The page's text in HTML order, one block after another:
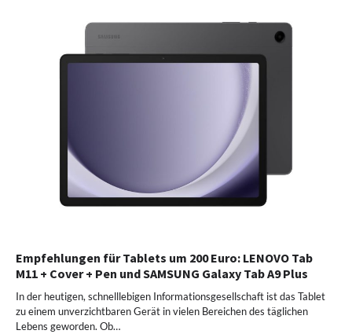
Empfehlungen für Tablets um 200 Euro: LENOVO Tab
M11 + Cover + Pen und SAMSUNG Galaxy Tab A9 Plus
In der heutigen, schnelllebigen Informationsgesellschaft ist das Tablet
zu einem unverzichtbaren Gerät in vielen Bereichen des täglichen
Lebens geworden. Ob…